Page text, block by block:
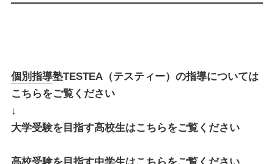
個別指導塾TESTEA（テスティー）の指導については
こちらをご覧ください
↓
大学受験を目指す高校生はこちらをご覧ください